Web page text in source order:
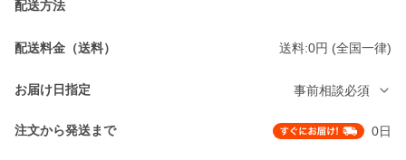
配送方法
配送料金（送料） 送料:0円 (全国一律)
お届け日指定 事前相談必須
注文から発送まで 0日